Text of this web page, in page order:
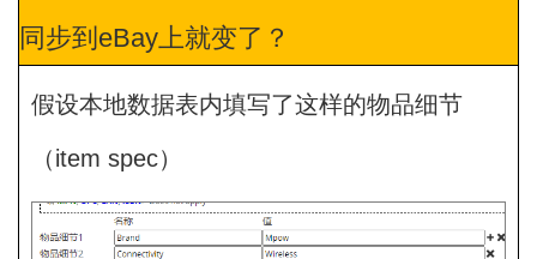
同步到eBay上就变了？
假设本地数据表内填写了这样的物品细节
（item spec）